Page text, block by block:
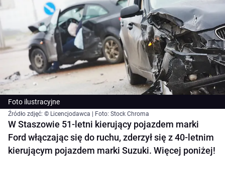
Foto ilustracyjne
Źródło zdjęć: © Licencjodawca | Foto: Stock Chroma
W Staszowie 51-letni kierujący pojazdem marki
Ford włączając się do ruchu, zderzył się z 40-letnim
kierującym pojazdem marki Suzuki. Więcej poniżej!